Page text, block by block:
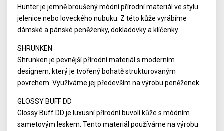
Hunter je jemně broušený módní přírodní materiál ve stylu
jelenice nebo loveckého nubuku. Z této kůže vyrábíme
dámské a pánské peněženky, dokladovky a klíčenky.
SHRUNKEN
Shrunken je pevnější přírodní materiál s moderním
designem, který je tvořený bohatě strukturovaným
povrchem. Využíváme jej především na výrobu peněženek.
GLOSSY BUFF DD
Glossy Buff DD je luxusní přírodní buvolí kůže s módním
sametovým leskem. Tento materiál používáme na výrobu